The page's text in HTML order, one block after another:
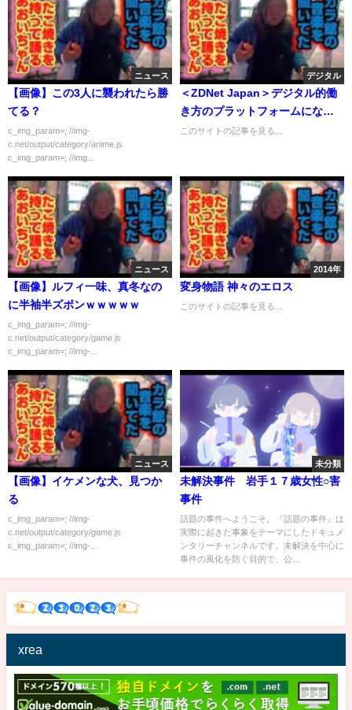
ニュース
【画像】この3人に襲われたら勝
てる？
c_img_param=; //img-
c.net/output/category/anime.js
c_img_param=; //img...
デジタル
＜ZDNet Japan＞デジタル的働
き方のプラットフォームになる
サービスナウ--AI展開を本格化
このサイトの記事を見る...
ニュース
【画像】ルフィ一味、真冬なの
に半袖半ズボンｗｗｗｗｗ
c_img_param=; //img-
c.net/output/category/game.js
c_img_param=; //img-...
2014年
変身物語 神々のエロス
このサイトの記事を見る...
ニュース
【画像】イケメンな犬、見つか
る
c_img_param=; //img-
c.net/output/category/game.js
c_img_param=; //img-...
未分類
未解決事件 岩手１７歳女性○害
事件
話題の事件へようこそ。『話題の事件』は
実際に起きた事象をテーマにしたドキュメ
ンタリーチャンネルです。未解決を中心に
事件の風化を防ぐ目的で、公...
xrea